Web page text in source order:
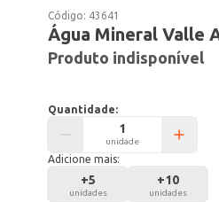
Código: 43641
Água Mineral Valle
Produto indisponível
Quantidade:
unidade
Adicione mais:
+5
unidades
+10
unidades